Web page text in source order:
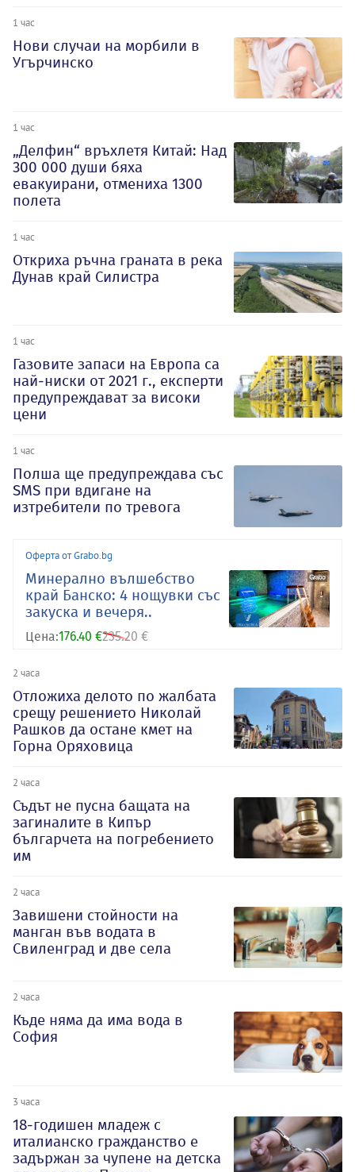
1 час
Нови случаи на морбили в
Угърчинско
1 час
„Делфин“ връхлетя Китай: Над
300 000 души бяха
евакуирани, отмениха 1300
полета
1 час
Откриха ръчна граната в река
Дунав край Силистра
1 час
Газовите запаси на Европа са
най-ниски от 2021 г., експерти
предупреждават за високи
цени
1 час
Полша ще предупреждава със
SMS при вдигане на
изтребители по тревога
Оферта от Grabo.bg
Минерално вълшебство
край Банско: 4 нощувки със
закуска и вечеря..
Цена:176.40 €235.20 €
2 часа
Отложиха делото по жалбата
срещу решението Николай
Рашков да остане кмет на
Горна Оряховица
2 часа
Съдът не пусна бащата на
загиналите в Кипър
българчета на погребението
им
2 часа
Завишени стойности на
манган във водата в
Свиленград и две села
2 часа
Къде няма да има вода в
София
3 часа
18-годишен младеж с
италианско гражданство е
задържан за чупене на детска